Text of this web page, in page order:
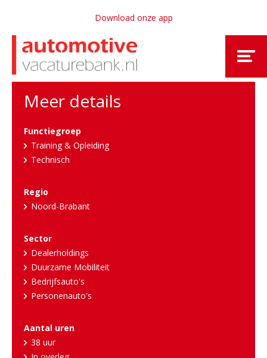
Download onze app
Meer details
Functiegroep
Training & Opleiding
Technisch
Regio
Noord-Brabant
Sector
Dealerholdings
Duurzame Mobiliteit
Bedrijfsauto's
Personenauto's
Aantal uren
38 uur